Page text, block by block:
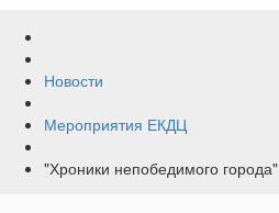
Новости
Мероприятия ЕКДЦ
"Хроники непобедимого города"